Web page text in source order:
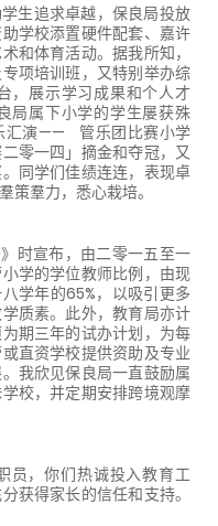
追求卓越，保良局投放
学校添置硬件配套、嘉许
和体育活动。据我所知，
项培训班，又特别举办综
，展示学习成果和个人才
局属下小学的学生屡获殊
汇演—— 管乐团比赛小学
零一四」摘金和夺冠，又
同学们佳绩连连，表现卓
策羣力，悉心栽培。
宣布，由二零一五至一
学的学位教师比例，由现
学年的65%，以吸引更多
质素。此外，教育局亦计
期三年的试办计划，为每
直资学校提供资助及专业
我欣见保良局一直鼓励属
校，并定期安排跨境观摩
，你们热诚投入教育工
获得家长的信任和支持。